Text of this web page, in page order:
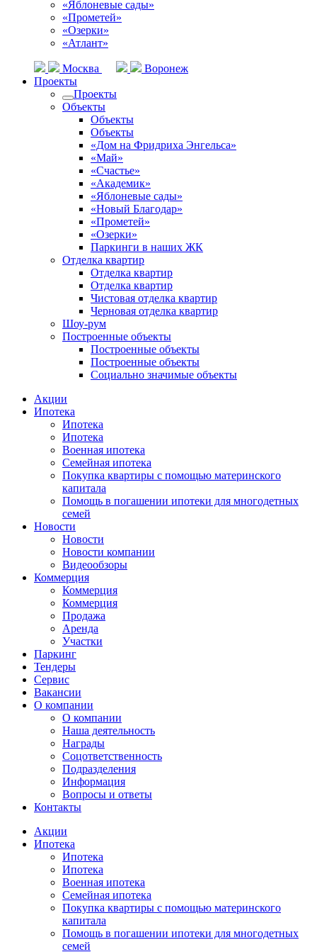
«Яблоневые сады»
«Прометей»
«Озерки»
«Атлант»
Москва
Воронеж
Проекты
Проекты
Объекты
Объекты
Объекты
«Дом на Фридриха Энгельса»
«Май»
«Счастье»
«Академик»
«Яблоневые сады»
«Новый Благодар»
«Прометей»
«Озерки»
Паркинги в наших ЖК
Отделка квартир
Отделка квартир
Отделка квартир
Чистовая отделка квартир
Черновая отделка квартир
Шоу-рум
Построенные объекты
Построенные объекты
Построенные объекты
Социально значимые объекты
Акции
Ипотека
Ипотека
Ипотека
Военная ипотека
Семейная ипотека
Покупка квартиры с помощью материнского
капитала
Помощь в погашении ипотеки для многодетных
семей
Новости
Новости
Новости компании
Видеообзоры
Коммерция
Коммерция
Коммерция
Продажа
Аренда
Участки
Паркинг
Тендеры
Сервис
Вакансии
О компании
О компании
Наша деятельность
Награды
Соцответственность
Подразделения
Информация
Вопросы и ответы
Контакты
Акции
Ипотека
Ипотека
Ипотека
Военная ипотека
Семейная ипотека
Покупка квартиры с помощью материнского
капитала
Помощь в погашении ипотеки для многодетных
семей